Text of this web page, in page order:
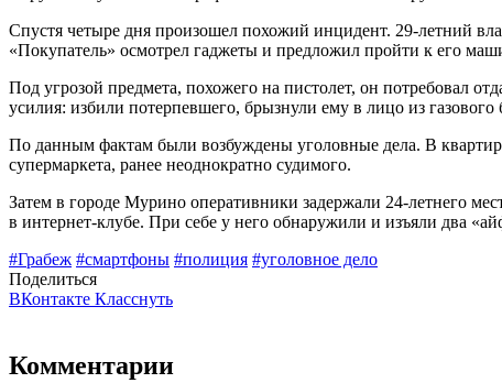
Спустя четыре дня произошел похожий инцидент. 29-летний
«Покупатель» осмотрел гаджеты и предложил пройти к его
Под угрозой предмета, похожего на пистолет, он потребовал
усилия: избили потерпевшего, брызнули ему в лицо из
По данным фактам были возбуждены уголовные дела. В
супермаркета, ранее неоднократно судимого.
Затем в городе Мурино оперативники задержали 24-летнего
в интернет-клубе. При себе у него обнаружили и изъяли два
#Грабеж #смартфоны #полиция #уголовное дело
Поделиться
ВКонтакте Класснуть
Комментарии